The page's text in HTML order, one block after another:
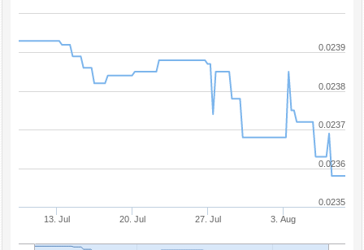
13. Jul 20. Jul 27. Jul 3. Aug
0.0235
0.0236
0.0237
0.0238
0.0239